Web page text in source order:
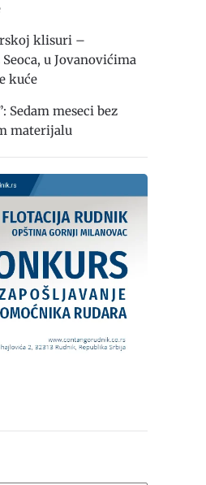
klisuri –
u Jovanovićima
kuće
Sedam meseci bez
materijalu